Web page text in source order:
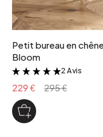
Petit bureau en
Bloom
&
2 Avis
229 € 295 €